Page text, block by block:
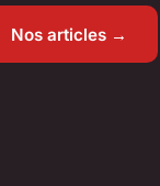
Nos articles →